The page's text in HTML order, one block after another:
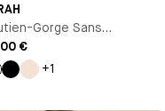
Gorge Sans
€
NoirMilk
+1